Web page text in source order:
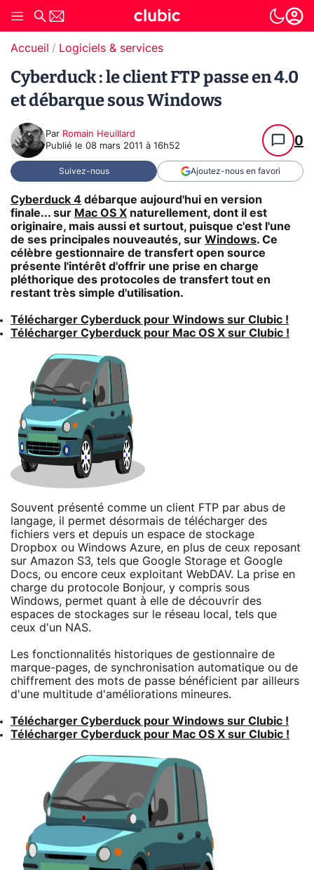
Accueil Logiciels & services
Cyberduck : le client FTP passe en 4.0
et débarque sous Windows
Par Romain Heuillard
Publié le 08 mars 2011 à 16h52 0
Suivez-nous Ajoutez-nous en favori
Cyberduck 4 débarque aujourd'hui en version
finale... sur Mac OS X naturellement, dont il est
originaire, mais aussi et surtout, puisque c'est l'une
de ses principales nouveautés, sur Windows. Ce
célèbre gestionnaire de transfert open source
présente l'intérêt d'offrir une prise en charge
pléthorique des protocoles de transfert tout en
restant très simple d'utilisation.
Télécharger Cyberduck pour Windows sur Clubic !
Télécharger Cyberduck pour Mac OS X sur Clubic !
Souvent présenté comme un client FTP par abus de
langage, il permet désormais de télécharger des
fichiers vers et depuis un espace de stockage
Dropbox ou Windows Azure, en plus de ceux reposant
sur Amazon S3, tels que Google Storage et Google
Docs, ou encore ceux exploitant WebDAV. La prise en
charge du protocole Bonjour, y compris sous
Windows, permet quant à elle de découvrir des
espaces de stockages sur le réseau local, tels que
ceux d'un NAS.
Les fonctionnalités historiques de gestionnaire de
marque-pages, de synchronisation automatique ou de
chiffrement des mots de passe bénéficient par ailleurs
d'une multitude d'améliorations mineures.
Télécharger Cyberduck pour Windows sur Clubic !
Télécharger Cyberduck pour Mac OS X sur Clubic !